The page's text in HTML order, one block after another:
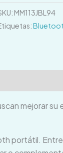
MM113JBL94
mejorar
portátil.